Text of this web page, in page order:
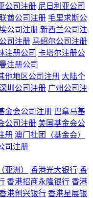
公司注册 尼日利亚公司
酋公司注册 毛里求斯公
公司注册 新西兰公司注
司注册 马绍尔公司注册
注册公司 卡塔尔注册公
注册公司
他地区公司注册 大陆个
圳公司注册 广州公司注
金会公司注册 巴拿马基
公司注册 美国基金会公
册 澳门社团（基金会）
司注册
亚洲） 香港光大银行 香
香港招商永隆银行 香港
香港创兴银行 香港星展银